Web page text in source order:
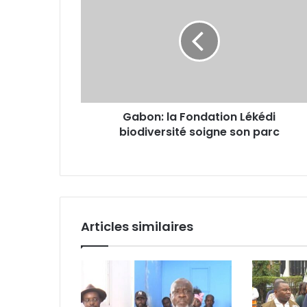
Gabon: la Fondation Lékédi
biodiversité soigne son parc
Articles similaires